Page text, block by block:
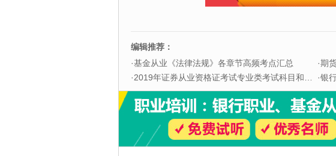
编辑推荐：
·基金从业《法律法规》各章节高频考点汇总 ·期
·2019年证券从业资格证考试专业类考试科目和题型 ·银